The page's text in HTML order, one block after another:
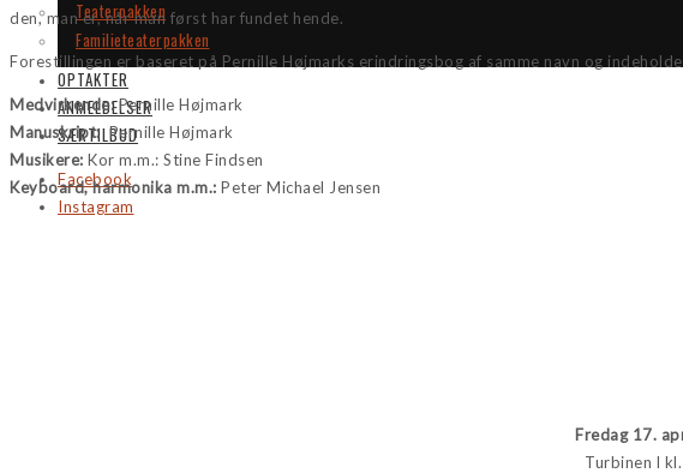
Teaterpakken
Familieteaterpakken
OPTAKTER
ANMELDELSER
SÆRTILBUD
Facebook
Instagram
den, man er, når man først har fundet hende.
Forestillingen er baseret på Pernille Højmarks erindringsbog af samme navn og
Medvirkende:Pernille Højmark
Manuskript: Pernille Højmark
Musikere: Kor m.m.: Stine Findsen
Keyboard, harmonika m.m.: Peter Michael Jensen
Fredag 17.
Turbinen l